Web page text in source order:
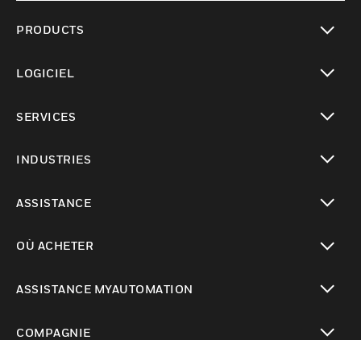
PRODUCTS
LOGICIEL
SERVICES
INDUSTRIES
ASSISTANCE
OÙ ACHETER
ASSISTANCE MYAUTOMATION
COMPAGNIE